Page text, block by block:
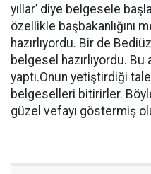
yıllar’ diye belgesele
özellikle başbakanlığını
hazırlıyordu. Bir de
belgesel hazırlıyordu.
yaptı.Onun yetiştirdiği
belgeselleri bitirirler.
güzel vefayı göstermiş